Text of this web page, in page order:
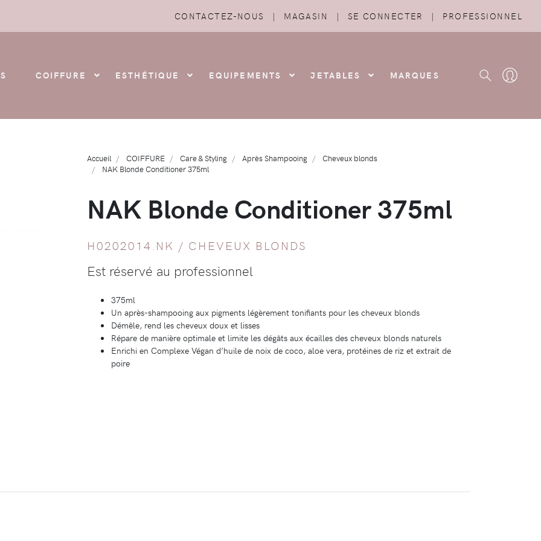
CONTACTEZ-NOUS | MAGASIN | SE CONNECTER | PROFESSIONNEL
COIFFURE ESTHÉTIQUE EQUIPEMENTS JETABLES MARQUES
Accueil COIFFURE Care & Styling Après Shampooing
Cheveux blonds
NAK Blonde Conditioner 375ml
NAK Blonde Conditioner 375ml
H0202014.NK / CHEVEUX BLONDS
Est réservé au professionnel
375ml
Un après-shampooing aux pigments légèrement tonifiants pour les cheveux blonds
Démêle, rend les cheveux doux et lisses
Répare de manière optimale et limite les dégâts aux écailles des cheveux blonds naturels
Enrichi en Complexe Végan d’huile de noix de coco, aloe vera, protéines de riz et extrait de
poire